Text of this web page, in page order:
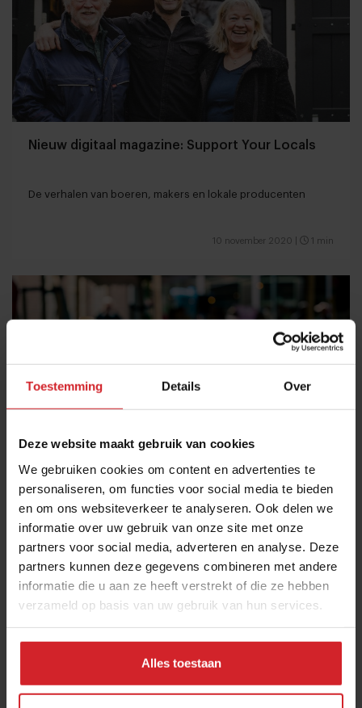
Toestemming Details Over
Deze website maakt gebruik van cookies
We gebruiken cookies om content en advertenties te
personaliseren, om functies voor social media te bieden
en om ons websiteverkeer te analyseren. Ook delen we
informatie over uw gebruik van onze site met onze
partners voor social media, adverteren en analyse. Deze
partners kunnen deze gegevens combineren met andere
informatie die u aan ze heeft verstrekt of die ze hebben
verzameld op basis van uw gebruik van hun services.
Alles toestaan
Nieuw digitaal magazine: Support Your Locals
De verhalen van boeren, makers en lokale producenten
10 november 2020 1 min
Wat is jouw goede voornemen voor 2021?
Stuur ons jouw filmpje en kom in het digitale magazine
9 november 2020 | 2 min